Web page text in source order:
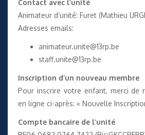
Contact avec l’unité
Animateur d’unité: Furet (Mathieu
Adresses emails:
animateur.unite@13rp.be
staff.unite@13rp.be
Inscription d’un nouveau membre
Pour inscrire votre enfant, merci de
en ligne ci-après: « Nouvelle
Compte bancaire de l’unité